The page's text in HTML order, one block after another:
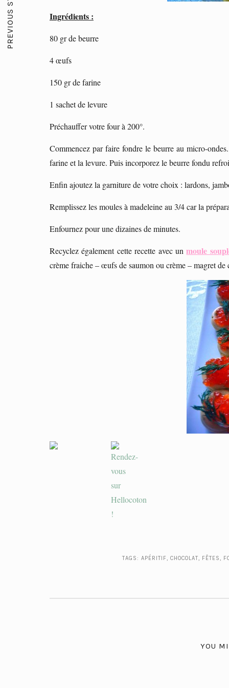
PREVIOUS STORY Ingrédients :
80 gr de beurre
4 œufs
150 gr de farine
1 sachet de levure
Préchauffer votre four à 200°.
Commencez par faire fondre le beurre au micro-
farine et la levure. Puis incorporez le beurre fondu
Enfin ajoutez la garniture de votre choix : lardons,
Remplissez les moules à madeleine au 3/4 car la
Enfournez pour une dizaines de minutes.
Recyclez également cette recette avec unmoule
crème fraiche – œufs de saumon ou crème – magret de
TAGS: APÉRITIF, CHOCOLAT, FÊTES,
YOU